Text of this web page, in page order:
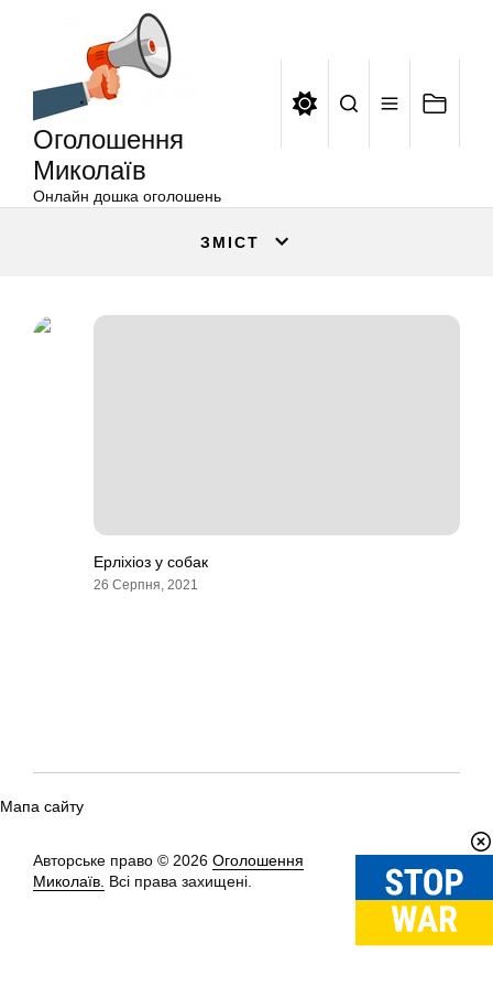
Оголошення
Миколаїв
Онлайн дошка оголошень
ЗМІСТ
Ерліхіоз у собак
26 Серпня, 2021
Мапа сайту
Авторське право © 2026 Оголошення
Миколаїв. Всі права захищені.
Вгору↑